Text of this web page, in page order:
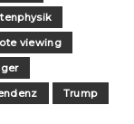
viewing
Trump